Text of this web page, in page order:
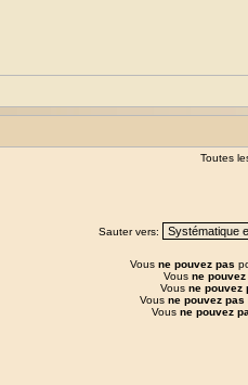
Toutes
Sauter vers:
Vous ne pouvez pas
Vous ne pouvez
Vous ne pouvez
Vous ne pouvez pas
Vous ne pouvez